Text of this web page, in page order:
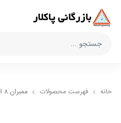
خانه فهرست محصولات ممبران 8 اینچ فیلمتک FILMTEC SW30 400